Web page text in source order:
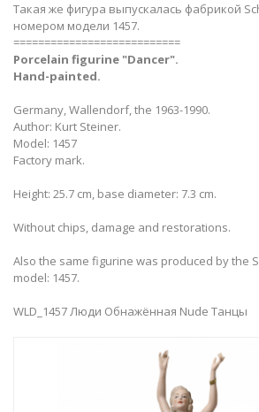
Такая же фигура выпускалась фабрикой
номером модели 1457.
===========================
Porcelain figurine "Dancer".
Hand-painted.
Germany, Wallendorf, the 1963-1990.
Author: Kurt Steiner.
Model: 1457
Factory mark.
Height: 25.7 cm, base diameter: 7.3 cm.
Without chips, damage and restorations.
Also the same figurine was produced by the
model: 1457.
WLD_1457 Люди Обнажённая Nude Танцы ​